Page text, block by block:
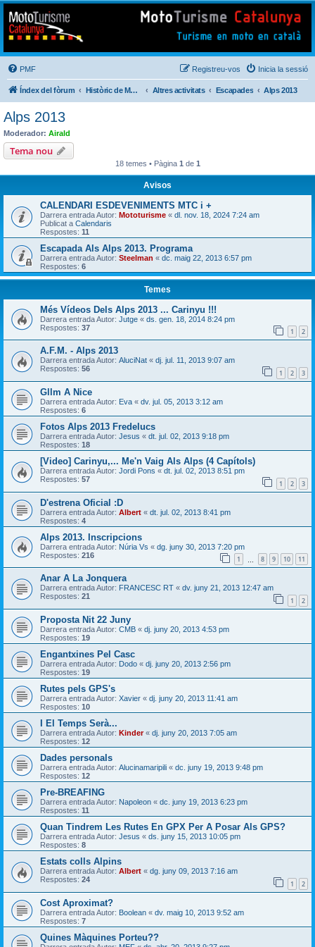
Mototurisme
Turisme en moto en català
PMF Inicia la sessió
Registreu-vos
Índex del fòrum Històric de Mototurisme Altres activitats Escapades Alps 2013
Alps 2013
Moderador: Airald
Tema nou
18 temes • Pàgina 1 de 1
Avisos
CALENDARI ESDEVENIMENTS MTC i +
Darrera entrada Autor: Mototurisme « dl. nov. 18, 2024 7:24 am
Publicat a Calendaris
Respostes: 11
Escapada Als Alps 2013. Programa
Darrera entrada Autor: Steelman « dc. maig 22, 2013 6:57 pm
Respostes: 6
Temes
Més Vídeos Dels Alps 2013 ... Carinyu !!!
Darrera entrada Autor: Jutge « ds. gen. 18, 2014 8:24 pm
Respostes: 37 1 2
A.F.M. - Alps 2013
Darrera entrada Autor: AluciNat « dj. jul. 11, 2013 9:07 am
Respostes: 56 1 2 3
Gllm A Nice
Darrera entrada Autor: Eva « dv. jul. 05, 2013 3:12 am
Respostes: 6
Fotos Alps 2013 Fredelucs
Darrera entrada Autor: Jesus « dt. jul. 02, 2013 9:18 pm
Respostes: 18
[Video] Carinyu,... Me'n Vaig Als Alps (4 Capítols)
Darrera entrada Autor: Jordi Pons « dt. jul. 02, 2013 8:51 pm
Respostes: 57 1 2 3
D'estrena Oficial :D
Darrera entrada Autor: Albert « dt. jul. 02, 2013 8:41 pm
Respostes: 4
Alps 2013. Inscripcions
Darrera entrada Autor: Núria Vs « dg. juny 30, 2013 7:20 pm
Respostes: 216 1 8 9 10 11
Anar A La Jonquera
Darrera entrada Autor: FRANCESC RT « dv. juny 21, 2013 12:47 am
Respostes: 21 1 2
Proposta Nit 22 Juny
Darrera entrada Autor: CMB « dj. juny 20, 2013 4:53 pm
Respostes: 19
Engantxines Pel Casc
Darrera entrada Autor: Dodo « dj. juny 20, 2013 2:56 pm
Respostes: 19
Rutes pels GPS's
Darrera entrada Autor: Xavier « dj. juny 20, 2013 11:41 am
Respostes: 10
I El Temps Serà...
Darrera entrada Autor: Kinder« dj. juny 20, 2013 7:05 am
Respostes: 12
Dades personals
Darrera entrada Autor: Alucinamaripili « dc. juny 19, 2013 9:48 pm
Respostes: 12
Pre-BREAFING
Darrera entrada Autor: Napoleon « dc. juny 19, 2013 6:23 pm
Respostes: 11
Quan Tindrem Les Rutes En GPX Per A Posar Als GPS?
Darrera entrada Autor: Jesus « ds. juny 15, 2013 10:05 pm
Respostes: 8
Estats colls Alpins
Darrera entrada Autor: Albert « dg. juny 09, 2013 7:16 am
Respostes: 24 1 2
Cost Aproximat?
Darrera entrada Autor: Boolean « dv. maig 10, 2013 9:52 am
Respostes: 7
Quines Màquines Porteu??